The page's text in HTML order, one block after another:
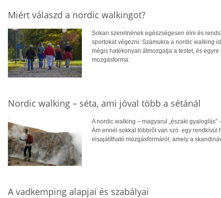
Miért válaszd a nordic walkingot?
Sokan szeretnének egészségesen élni és
sportokat végezni. Számukra a nordic walking
mégis hatékonyan átmozgatja a testet, és
mozgásforma.
Nordic walking – séta, ami jóval több a sétánál
A nordic walking – magyarul „északi
Ám ennél sokkal többről van szó: egy rendkívül
elsajátítható mozgásformáról, amely a
A vadkemping alapjai és szabályai